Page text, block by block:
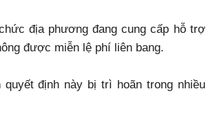
địa phương đang cung cấp hỗ trợ
được miễn lệ phí liên bang.
định này bị trì hoãn trong nhiều